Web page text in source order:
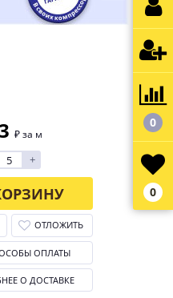
₽ за м
+
ОТЛОЖИТЬ
ОПЛАТЫ
О ДОСТАВКЕ
0
0